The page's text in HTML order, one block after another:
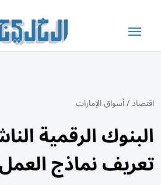
اقتصاد/أسواق الإمارات
البنوك الرقمية
تعريف نماذج